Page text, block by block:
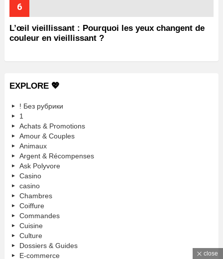
L’œil vieillissant : Pourquoi les yeux changent de
couleur en vieillissant ?
EXPLORE 💖
! Без рубрики
1
Achats & Promotions
Amour & Couples
Animaux
Argent & Récompenses
Ask Polyvore
Casino
casino
Chambres
Coiffure
Commandes
Cuisine
Culture
Dossiers & Guides
E-commerce
close